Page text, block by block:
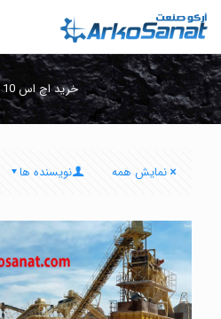
خرید اچ اس 10 کارکرده
نویسنده ها نمایش همه